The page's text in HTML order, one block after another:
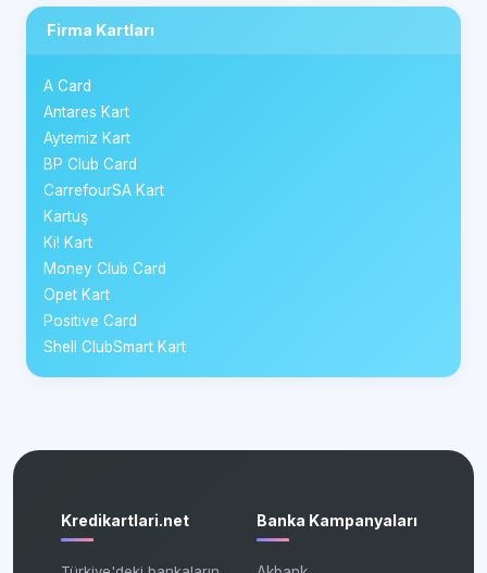
Firma Kartları
A Card
Antares Kart
Aytemiz Kart
BP Club Card
CarrefourSA Kart
Kartuş
Ki! Kart
Money Club Card
Opet Kart
Positive Card
Shell ClubSmart Kart
Kredikartlari.net Banka Kampanyaları